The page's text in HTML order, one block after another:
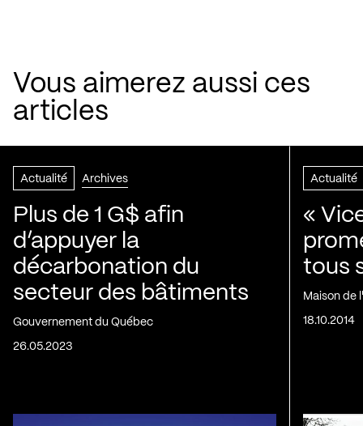
Vous aimerez aussi ces
articles
Actualité Archives
Plus de 1 G$ afin
d’appuyer la
décarbonation du
secteur des bâtiments
Gouvernement du Québec
26.05.2023
Actualité
«
tous
Maison de
18.10.2014